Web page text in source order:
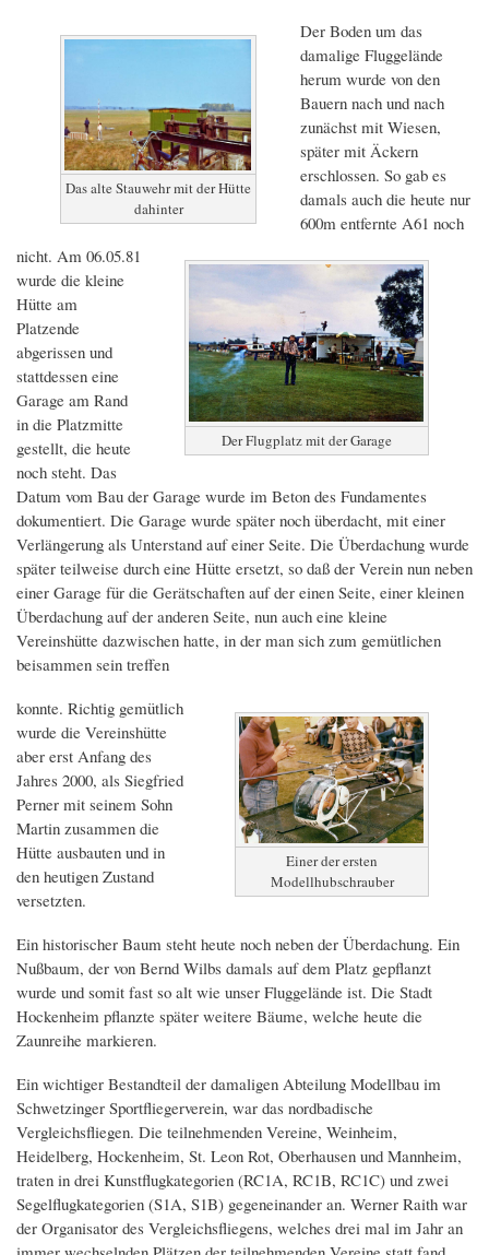
Das alte Stauwehr mit der Hütte
dahinter
Der Flugplatz mit der Garage
Der Boden um das
damalige Fluggelände
herum wurde von den
Bauern nach und nach
zunächst mit Wiesen,
später mit Äckern
erschlossen. So gab es
damals auch die heute nur
600m entfernte A61 noch
nicht. Am 06.05.81
wurde die kleine
Hütte am
Platzende
abgerissen und
stattdessen eine
Garage am Rand
in die Platzmitte
gestellt, die heute
noch steht. Das
Datum vom Bau der Garage wurde im Beton des Fundamentes
dokumentiert. Die Garage wurde später noch überdacht, mit einer
Verlängerung als Unterstand auf einer Seite. Die Überdachung wurde
später teilweise durch eine Hütte ersetzt, so daß der Verein nun neben
einer Garage für die Gerätschaften auf der einen Seite, einer kleinen
Überdachung auf der anderen Seite, nun auch eine kleine
Vereinshütte dazwischen hatte, in der man sich zum gemütlichen
beisammen sein treffen
Einer der ersten
Modellhubschrauber
konnte. Richtig gemütlich
wurde die Vereinshütte
aber erst Anfang des
Jahres 2000, als Siegfried
Perner mit seinem Sohn
Martin zusammen die
Hütte ausbauten und in
den heutigen Zustand
versetzten.
Ein historischer Baum steht heute noch neben der Überdachung. Ein
Nußbaum, der von Bernd Wilbs damals auf dem Platz gepflanzt
wurde und somit fast so alt wie unser Fluggelände ist. Die Stadt
Hockenheim pflanzte später weitere Bäume, welche heute die
Zaunreihe markieren.
Ein wichtiger Bestandteil der damaligen Abteilung Modellbau im
Schwetzinger Sportfliegerverein, war das nordbadische
Vergleichsfliegen. Die teilnehmenden Vereine, Weinheim,
Heidelberg, Hockenheim, St. Leon Rot, Oberhausen und Mannheim,
traten in drei Kunstflugkategorien (RC1A, RC1B, RC1C) und zwei
Segelflugkategorien (S1A, S1B) gegeneinander an. Werner Raith war
der Organisator des Vergleichsfliegens, welches drei mal im Jahr an